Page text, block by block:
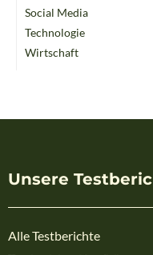
Social Media
Technologie
Wirtschaft
Unsere
Alle Testberichte